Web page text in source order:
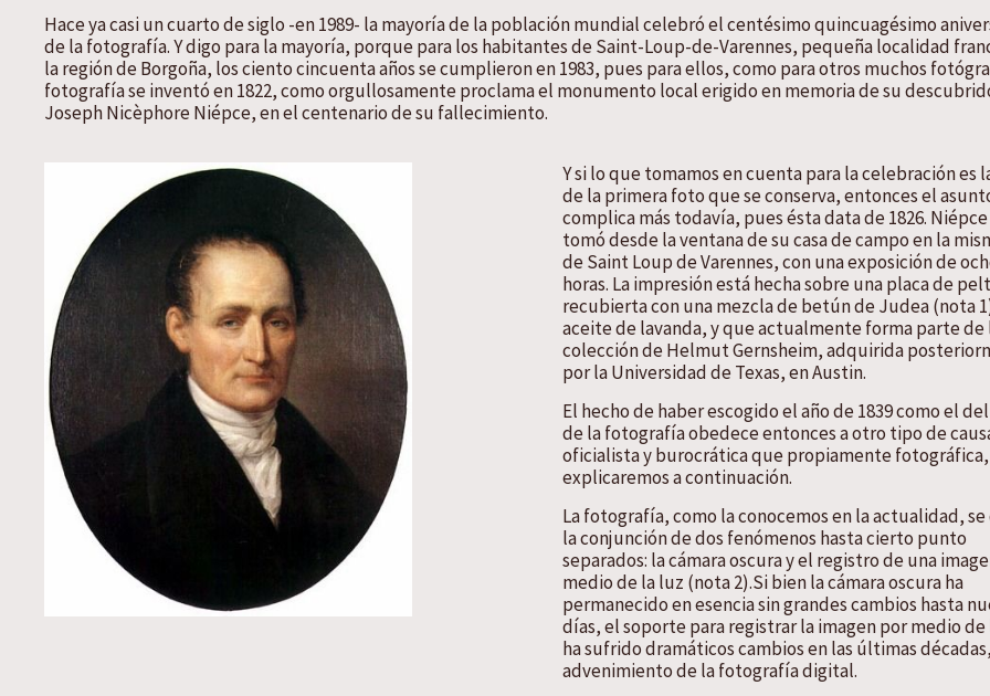
Hace ya casi un cuarto de siglo -en 1989- la mayoría de la población mundial celebró el centésimo quincuagésimo
de la fotografía. Y digo para la mayoría, porque para los habitantes de Saint-Loup-de-Varennes, pequeña localidad
la región de Borgoña, los ciento cincuenta años se cumplieron en 1983, pues para ellos, como para otros muchos
fotografía se inventó en 1822, como orgullosamente proclama el monumento local erigido en memoria de su
Joseph Nicèphore Niépce, en el centenario de su fallecimiento.
Y si lo que tomamos en cuenta para la celebración es
de la primera foto que se conserva, entonces el
complica más todavía, pues ésta data de 1826.
tomó desde la ventana de su casa de campo en la
de Saint Loup de Varennes, con una exposición de
horas. La impresión está hecha sobre una placa de
recubierta con una mezcla de betún de Judea (nota
aceite de lavanda, y que actualmente forma parte de
colección de Helmut Gernsheim, adquirida
por la Universidad de Texas, en Austin.
El hecho de haber escogido el año de 1839 como el
de la fotografía obedece entonces a otro tipo de
oficialista y burocrática que propiamente
explicaremos a continuación.
La fotografía, como la conocemos en la actualidad, se
la conjunción de dos fenómenos hasta cierto punto
separados: la cámara oscura y el registro de una
medio de la luz (nota 2).Si bien la cámara oscura ha
permanecido en esencia sin grandes cambios hasta
días, el soporte para registrar la imagen por medio de
ha sufrido dramáticos cambios en las últimas
advenimiento de la fotografía digital.